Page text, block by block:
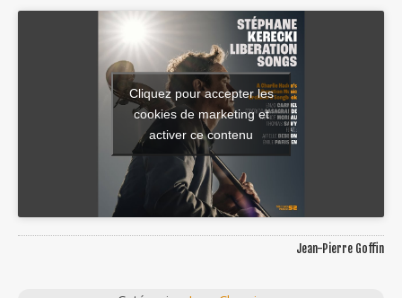
Cliquez pour accepter les
cookies de marketing et
activer ce contenu
Jean-Pierre Goffin